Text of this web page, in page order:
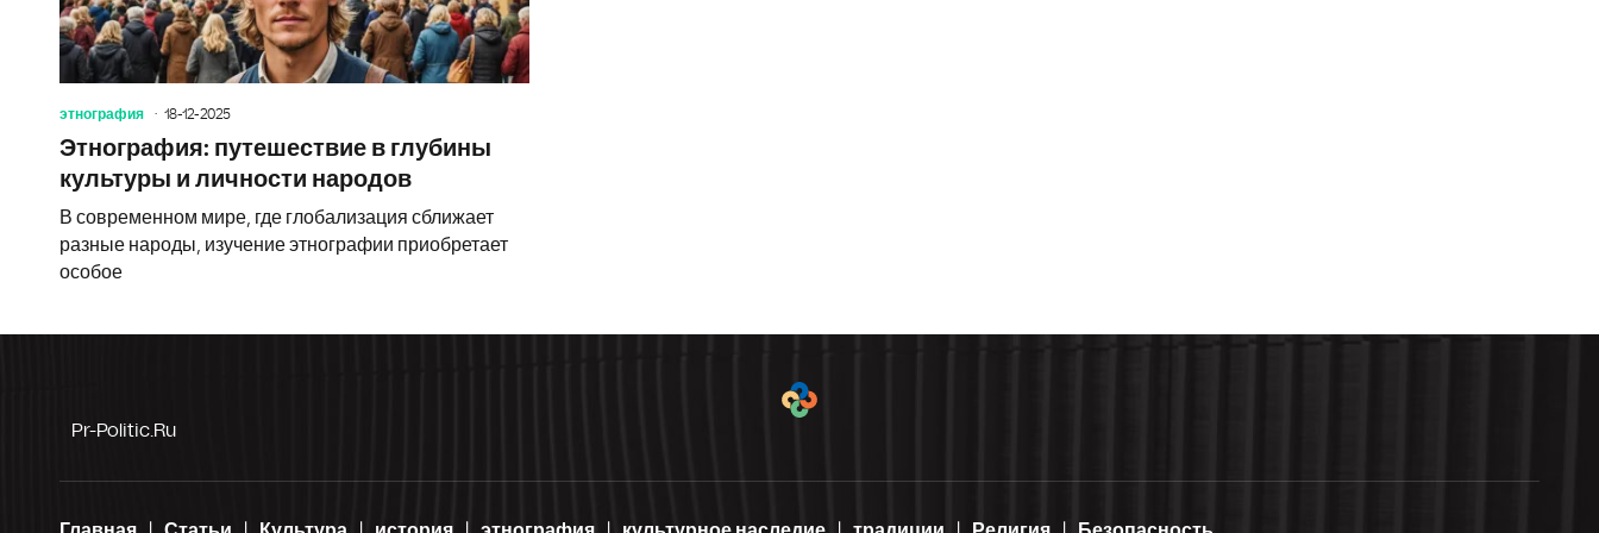
этнография 18-12-2025
Этнография: путешествие в глубины
культуры и личности народов
В современном мире, где глобализация сближает
разные народы, изучение этнографии приобретает
особое
Pr-Politic.ru